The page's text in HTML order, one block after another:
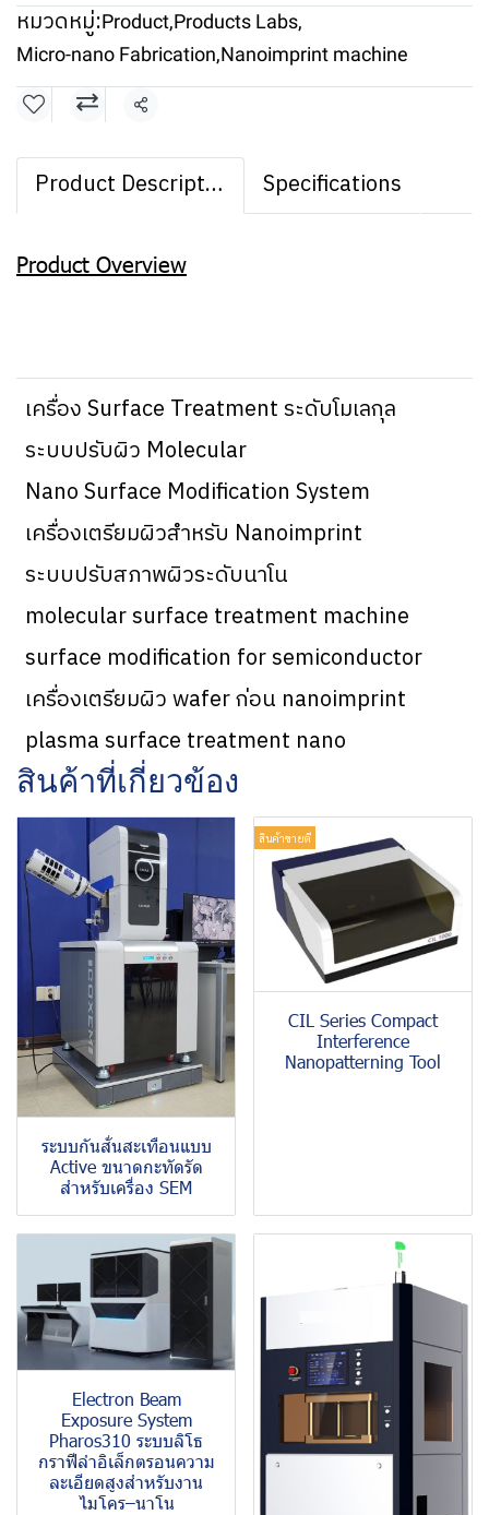
หมวดหมู่:Product,Products Labs,
Micro-nano Fabrication,Nanoimprint machine
แชร์
Product Description Specifications
Product Overview
เครื่อง Surface Treatment ระดับโมเลกุล
ระบบปรับผิว Molecular
Nano Surface Modification System
เครื่องเตรียมผิวสำหรับ Nanoimprint
ระบบปรับสภาพผิวระดับนาโน
molecular surface treatment machine
surface modification for semiconductor
เครื่องเตรียมผิว wafer ก่อน nanoimprint
plasma surface treatment nano
สินค้าที่เกี่ยวข้อง
ระบบกันสั่นสะเทือนแบบ
Active ขนาดกะทัดรัด
สำหรับเครื่อง SEM
สินค้าขายดี
CIL Series Compact
Interference
Nanopatterning Tool
Electron Beam
Exposure System
Pharos310 ระบบลิโธ
กราฟีลำอิเล็กตรอนความ
ละเอียดสูงสำหรับงาน
ไมโคร–นาโน